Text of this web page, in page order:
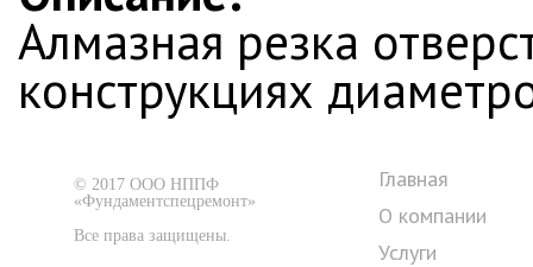
Алмазная резка
конструкциях
© 2017 ООО НППФ
«Фундаментспецремонт»
Все права защищены.
Главная
О компании
Услуги